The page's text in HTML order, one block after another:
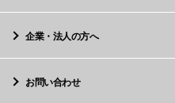
企業・法人の方へ
お問い合わせ